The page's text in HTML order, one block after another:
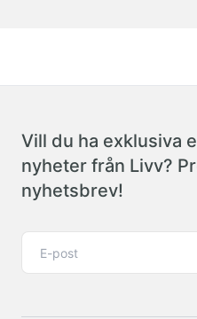
Vill du ha exklusiva
nyheter från Livv?
nyhetsbrev!